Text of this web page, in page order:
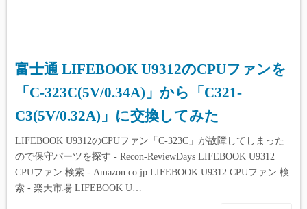
富士通 LIFEBOOK U9312のCPUファンを
「C-323C(5V/0.34A)」から「C321-
C3(5V/0.32A)」に交換してみた
LIFEBOOK U9312のCPUファン「C-323C」が故障してしまった
ので保守パーツを探す - Recon-ReviewDays LIFEBOOK U9312
CPUファン 検索 - Amazon.co.jp LIFEBOOK U9312 CPUファン 検
索 - 楽天市場 LIFEBOOK U…